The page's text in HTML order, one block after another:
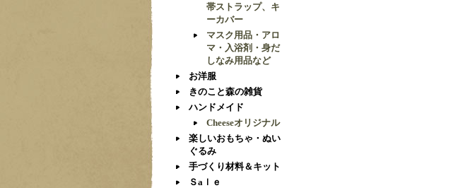
帯ストラップ、キ
ーカバー
マスク用品・アロ
マ・入浴剤・身だ
しなみ用品など
お洋服
きのこと森の雑貨
ハンドメイド
Cheeseオリジナル
楽しいおもちゃ・ぬい
ぐるみ
手づくり材料＆キット
Ｓaｌｅ